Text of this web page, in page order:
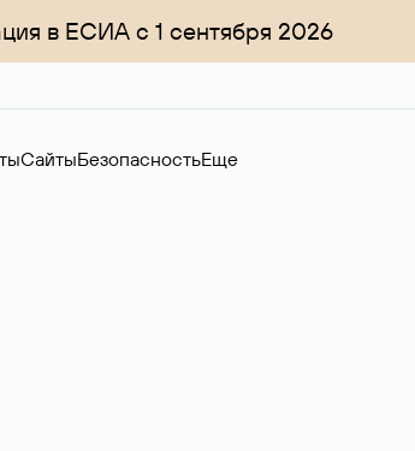
в ЕСИА с 1 сентября 2026
СайтыБезопасностьЕще